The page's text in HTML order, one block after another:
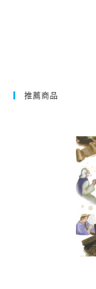
推薦商品